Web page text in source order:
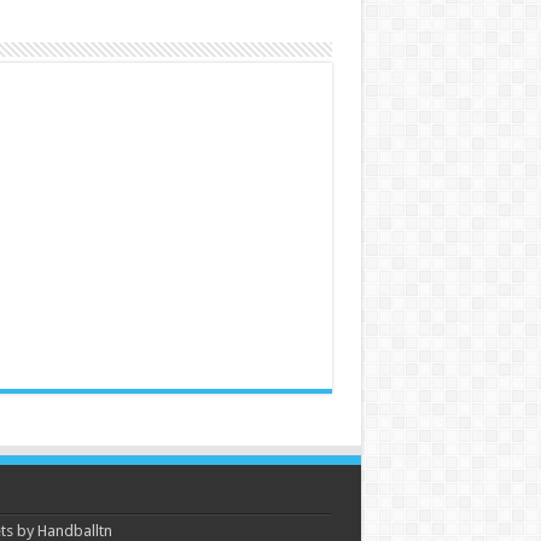
by Handballtn